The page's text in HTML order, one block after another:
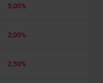
5,00%
2,00%
2,50%